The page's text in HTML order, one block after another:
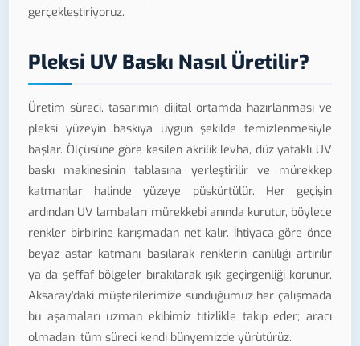
gerçekleştiriyoruz.
Pleksi UV Baskı Nasıl Üretilir?
Üretim süreci, tasarımın dijital ortamda hazırlanması ve
pleksi yüzeyin baskıya uygun şekilde temizlenmesiyle
başlar. Ölçüsüne göre kesilen akrilik levha, düz yataklı UV
baskı makinesinin tablasına yerleştirilir ve mürekkep
katmanlar halinde yüzeye püskürtülür. Her geçişin
ardından UV lambaları mürekkebi anında kurutur, böylece
renkler birbirine karışmadan net kalır. İhtiyaca göre önce
beyaz astar katmanı basılarak renklerin canlılığı artırılır
ya da şeffaf bölgeler bırakılarak ışık geçirgenliği korunur.
Aksaray'daki müşterilerimize sunduğumuz her çalışmada
bu aşamaları uzman ekibimiz titizlikle takip eder; aracı
olmadan, tüm süreci kendi bünyemizde yürütürüz.